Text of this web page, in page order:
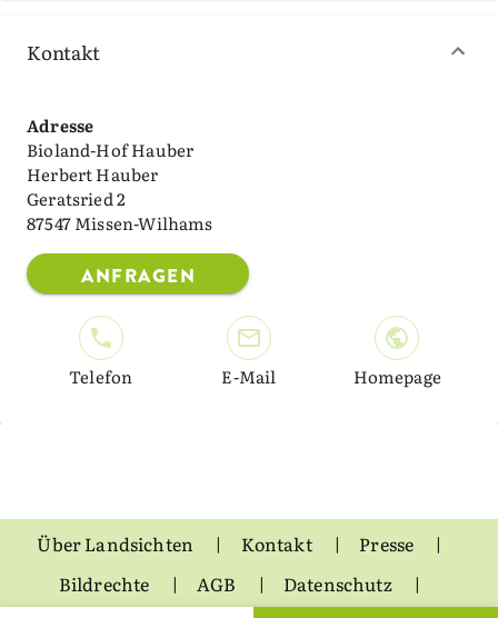
Kontakt
Adresse
Bioland-Hof Hauber
Herbert Hauber
Geratsried 2
87547 Missen-Wilhams
ANFRAGEN
Telefon E-Mail Homepage
Über Landsichten Kontakt
Presse
Bildrechte
AGB
Datenschutz